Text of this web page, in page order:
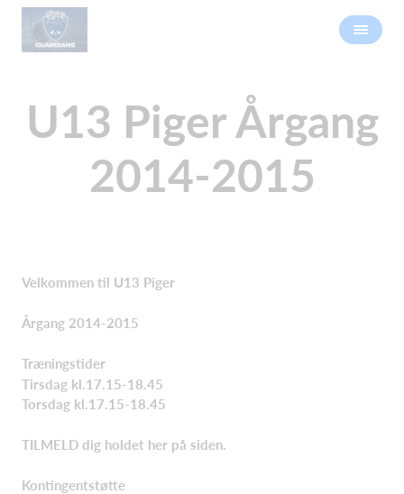
U13 Piger Årgang
2014-2015
Velkommen til U13 Piger
Årgang 2014-2015
Træningstider
Tirsdag kl.17.15-18.45
Torsdag kl.17.15-18.45
TILMELD dig holdet her på siden.
Kontingentstøtte